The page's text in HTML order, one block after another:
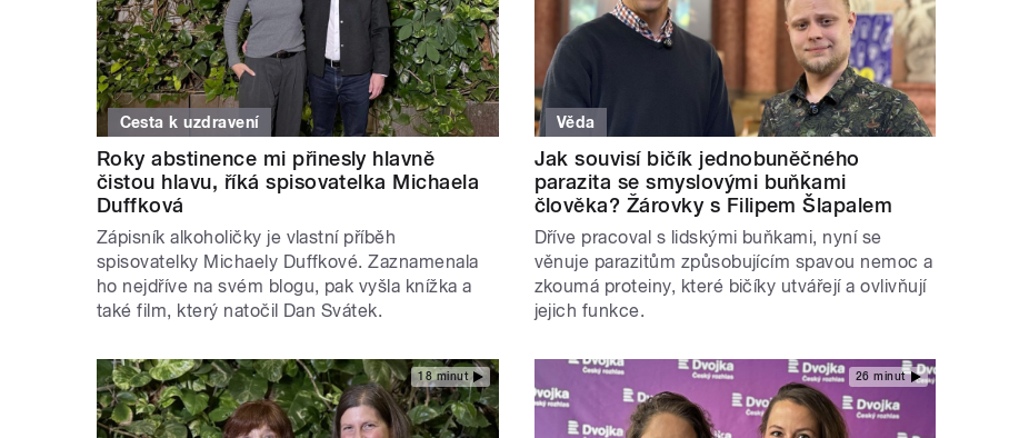
Cesta k uzdravení
Roky abstinence mi přinesly hlavně
čistou hlavu, říká spisovatelka Michaela
Duffková
Zápisník alkoholičky je vlastní příběh
spisovatelky Michaely Duffkové. Zaznamenala
ho nejdříve na svém blogu, pak vyšla knížka a
také film, který natočil Dan Svátek.
Věda
Jak souvisí bičík jednobuněčného
parazita se smyslovými buňkami
člověka? Žárovky s Filipem Šlapalem
Dříve pracoval s lidskými buňkami, nyní se
věnuje parazitům způsobujícím spavou nemoc a
zkoumá proteiny, které bičíky utvářejí a ovlivňují
jejich funkce.
18 minut 26 minut